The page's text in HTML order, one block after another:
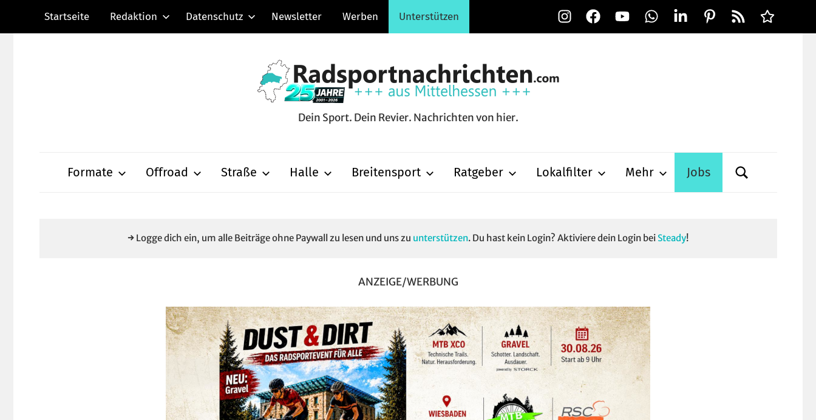
InstagramFacebookYouTubeWhatsAppLinkedInPinterest
RSS-
Feed
Alle
Startseite Redaktion Datenschutz Newsletter Werben Unterstützen
Radsportnachrichten.com
aus
Dein Sport. Dein Revier. Nachrichten von hier.
Formate Offroad Straße Halle Breitensport Ratgeber Lokalfilter Mehr Jobs
→ Logge dich ein, um alle Beiträge ohne Paywall zu lesen und uns zu unterstützen. Du hast kein Login? Aktiviere dein Login bei Steady!
ANZEIGE/WERBUNG